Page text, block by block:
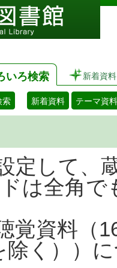
いろ検索 新着資料
索 新着資料 テーマ資料
定して、
は全角
覚資料（
除く））